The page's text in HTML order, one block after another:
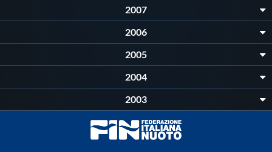
Mappa del sito
2007
2006
2005
2004
2003